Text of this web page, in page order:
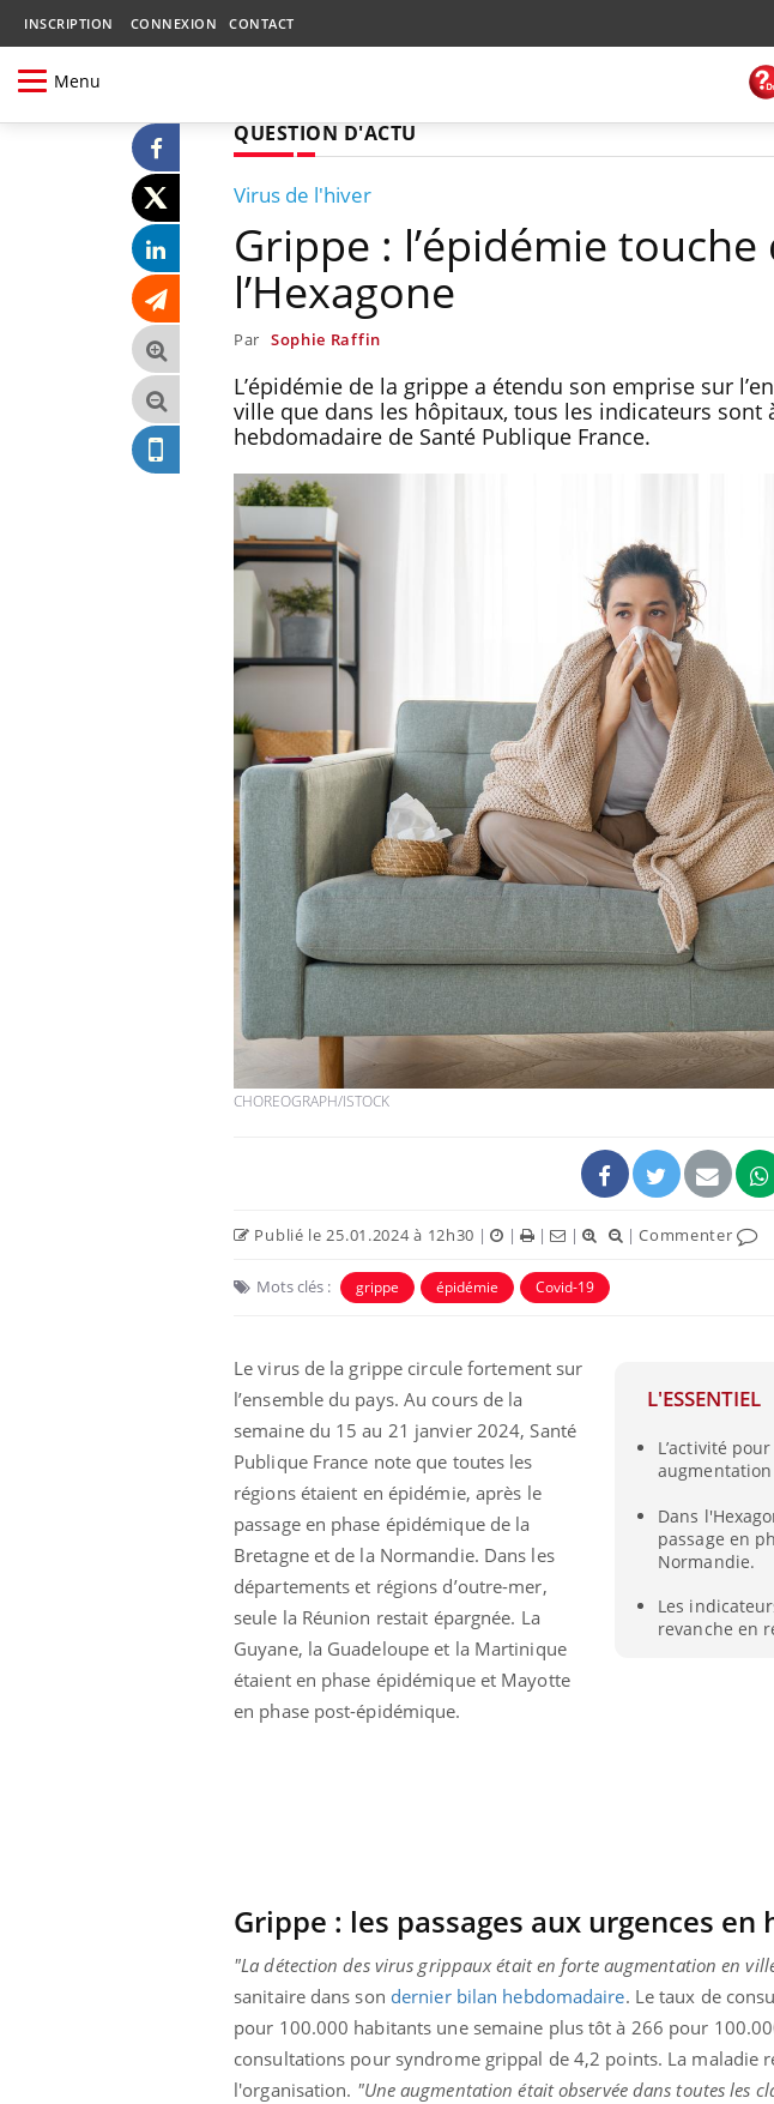
INSCRIPTION CONNEXION CONTACT
Menu
QUESTION D'ACTU
Virus de l'hiver
Grippe : l’épidémie
l’Hexagone
Par Sophie Raffin
L’épidémie de la grippe a étendu son emprise sur
ville que dans les hôpitaux, tous les indicateurs
hebdomadaire de Santé Publique France.
CHOREOGRAPH/ISTOCK
Publié le 25.01.2024 à 12h30 | | | | |Commenter
Mots clés : grippe épidémie Covid-19
L'ESSENTIEL
L’activité
Dans
passage en
Normandie.
Les
revanche en
Le virus de la grippe circule fortement sur
l’ensemble du pays. Au cours de la
semaine du 15 au 21 janvier 2024, Santé
Publique France note que toutes les
régions étaient en épidémie, après le
passage en phase épidémique de la
Bretagne et de la Normandie. Dans les
départements et régions d’outre-mer,
seule la Réunion restait épargnée. La
Guyane, la Guadeloupe et la Martinique
étaient en phase épidémique et Mayotte
en phase post-épidémique.
Grippe : les passages aux urgences en
"La détection des virus grippaux était en forte augmentation en
sanitaire dans son dernier bilan hebdomadaire. Le taux de
pour 100.000 habitants une semaine plus tôt à 266 pour
consultations pour syndrome grippal de 4,2 points. La maladie
l'organisation. "Une augmentation était observée dans toutes les
Mordue par un
barracuda, une petite fille
secourue grâce à un
réflexe essentiel
Légionellose en Suisse :
quelle est l’origine de la
contamination ?
Allergies alimentaires :
une nouvelle arme contre
les réactions sévères
vacances ?
Bilan
les kinés
bientôt faire
TDAH : quel